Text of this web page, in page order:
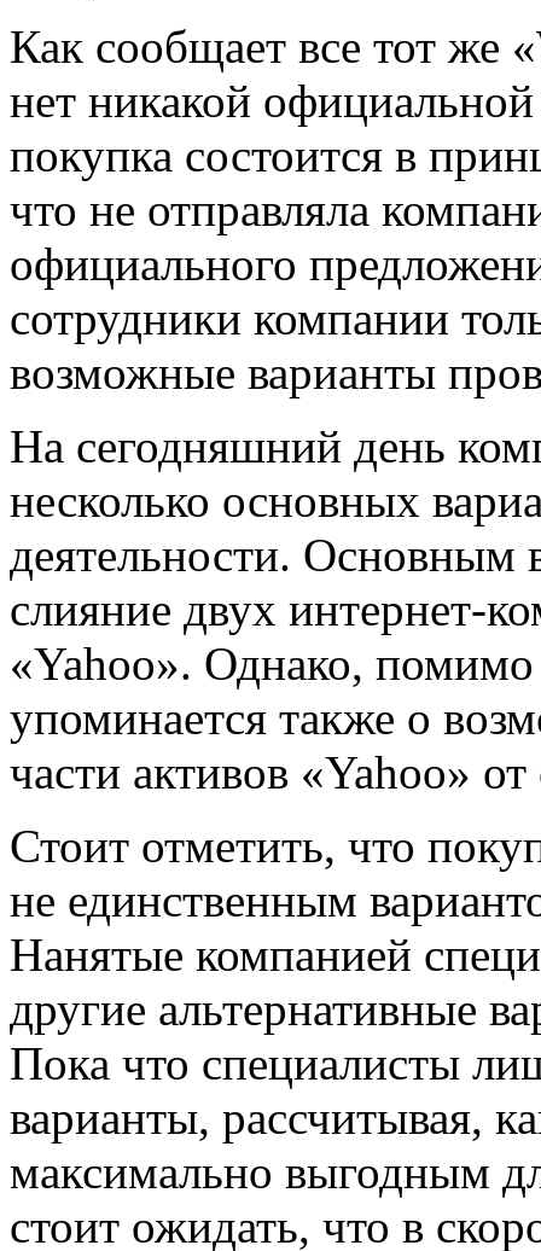
Как сообщает все тот же
нет никакой
покупка состоится в
что не отправляла
официального
сотрудники компании
возможные варианты
На сегодняшний день
несколько основных
деятельности. Основным
слияние двух интернет-
«Yahoo». Однако, помимо
упоминается также о
части активов «Yahoo»
Стоит отметить, что
не единственным
Нанятые компанией
другие альтернативные
Пока что специалисты
варианты, рассчитывая,
максимально выгодным
стоит ожидать, что в